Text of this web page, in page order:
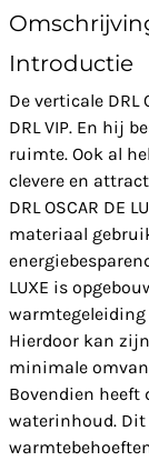
Introductie
De verticale DRL
DRL VIP. En hij
ruimte. Ook al
clevere en
DRL OSCAR DE
materiaal
LUXE is
Hierdoor kan
minimale
Bovendien heeft
waterinhoud. Dit